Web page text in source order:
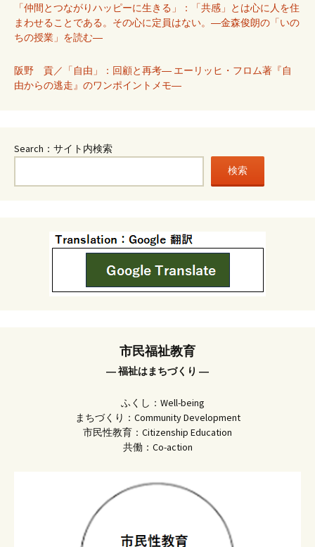
「仲間とつながりハッピーに生きる」：「共感」とは心に人を住
まわせることである。その心に定員はない。―金森俊朗の「いの
ちの授業」を読む―
阪野 貢／「自由」：回顧と再考― エーリッヒ・フロム著『自
由からの逃走』のワンポイントメモ―
Search：サイト内検索
検索
市民福祉教育
― 福祉はまちづくり ―
ふくし：Well-being
まちづくり：Community Development
市民性教育：Citizenship Education
共働：Co-action